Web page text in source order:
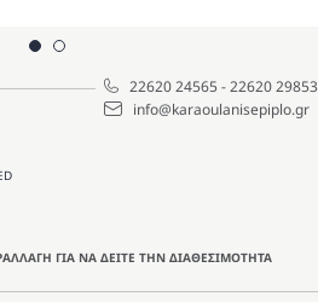
22620 24565-22620 29853
info@karaoulanisepiplo.gr
ΓΙΑ ΝΑ ΔΕΙΤΕ ΤΗΝ ΔΙΑΘΕΣΙΜΟΤΗΤΑ